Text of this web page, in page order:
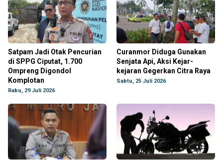
Satpam Jadi Otak Pencurian
di SPPG Ciputat, 1.700
Ompreng Digondol
Komplotan
Rabu, 29 Juli 2026
Curanmor Diduga Gunakan
Senjata Api, Aksi Kejar-
kejaran Gegerkan Citra Raya
Sabtu, 25 Juli 2026